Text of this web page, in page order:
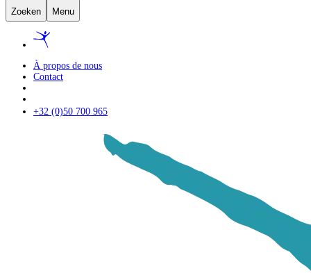
Zoeken Menu
À propos de nous
Contact
+32 (0)50 700 965